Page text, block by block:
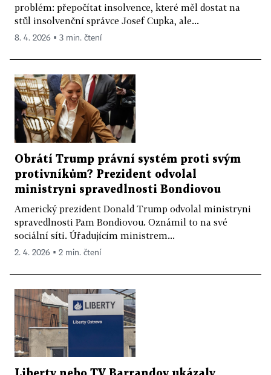
problém: přepočítat insolvence, které měl dostat na
stůl insolvenční správce Josef Cupka, ale...
8. 4. 2026 ▪ 3 min. čtení
Obrátí Trump právní systém proti svým
protivníkům? Prezident odvolal
ministryni spravedlnosti Bondiovou
Americký prezident Donald Trump odvolal ministryni
spravedlnosti Pam Bondiovou. Oznámil to na své
sociální síti. Úřadujícím ministrem...
2. 4. 2026 ▪ 2 min. čtení